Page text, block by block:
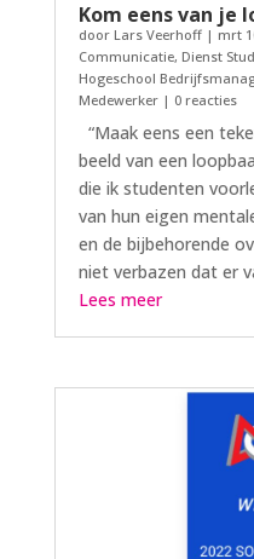
Kom eens van je
door Lars Veerhoff| mrt
Communicatie, Dienst
Hogeschool
Medewerker| 0 reacties
“Maak eens een
beeld van een
die ik studenten
van hun eigen
en de bijbehorende
niet verbazen dat er
Lees meer